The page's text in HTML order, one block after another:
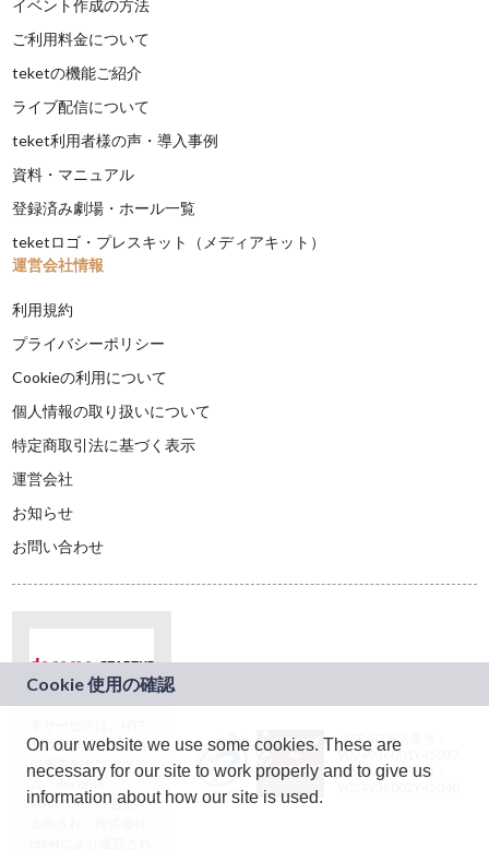
イベント作成の方法
ご利用料金について
teketの機能ご紹介
ライブ配信について
teket利用者様の声・導入事例
資料・マニュアル
登録済み劇場・ホール一覧
teketロゴ・プレスキット（メディアキット）
運営会社情報
利用規約
プライバシーポリシー
Cookieの利用について
個人情報の取り扱いについて
特定商取引法に基づく表示
運営会社
お知らせ
お問い合わせ
ドコモグループの新
規事業創出プログラ
ム「docomo
STARTUP」を通じて
JASRAC許諾番号：
9024936001Y45037
JASRAC許諾番号：
On our website we use some cookies. These are
necessary for our site to work properly and to give us
information about how our site is used.